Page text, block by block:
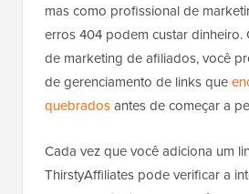
mas como profissional de
erros 404 podem custar
de marketing de afiliados, você
de gerenciamento de links que
quebradosantes de começar a
Cada vez que você adiciona um
ThirstyAffiliates pode verificar a